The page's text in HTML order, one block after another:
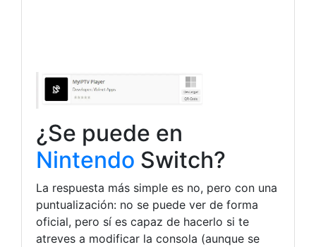
¿Se puede en
Nintendo Switch?
La respuesta más simple es no, pero con una
puntualización: no se puede ver de forma
oficial, pero sí es capaz de hacerlo si te
atreves a modificar la consola (aunque se